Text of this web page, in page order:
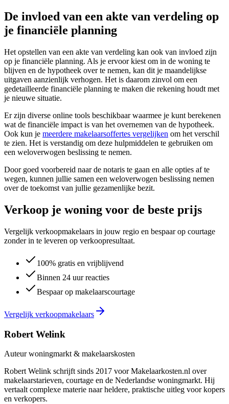
De invloed van een akte van verdeling op
je financiële planning
Het opstellen van een akte van verdeling kan ook van invloed zijn
op je financiële planning. Als je ervoor kiest om in de woning te
blijven en de hypotheek over te nemen, kan dit je maandelijkse
uitgaven aanzienlijk verhogen. Het is daarom zinvol om een
gedetailleerde financiële planning te maken die rekening houdt met
je nieuwe situatie.
Er zijn diverse online tools beschikbaar waarmee je kunt berekenen
wat de financiële impact is van het overnemen van de hypotheek.
Ook kun je meerdere makelaarsoffertes vergelijken om het verschil
te zien. Het is verstandig om deze hulpmiddelen te gebruiken om
een weloverwogen beslissing te nemen.
Door goed voorbereid naar de notaris te gaan en alle opties af te
wegen, kunnen jullie samen een weloverwogen beslissing nemen
over de toekomst van jullie gezamenlijke bezit.
Verkoop je woning voor de beste prijs
Vergelijk verkoopmakelaars in jouw regio en bespaar op courtage
zonder in te leveren op verkoopresultaat.
100% gratis en vrijblijvend
Binnen 24 uur reacties
Bespaar op makelaarscourtage
Vergelijk verkoopmakelaars
Robert Welink
Auteur woningmarkt & makelaarskosten
Robert Welink schrijft sinds 2017 voor Makelaarkosten.nl over
makelaarstarieven, courtage en de Nederlandse woningmarkt. Hij
vertaalt complexe materie naar heldere, praktische uitleg voor kopers
en verkopers.